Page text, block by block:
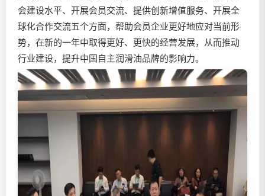
会建设水平、开展会员交流、提供创新增值服务、开展全
球化合作交流五个方面，帮助会员企业更好地应对当前形
势，在新的一年中取得更好、更快的经营发展，从而推动
行业建设，提升中国自主润滑油品牌的影响力。